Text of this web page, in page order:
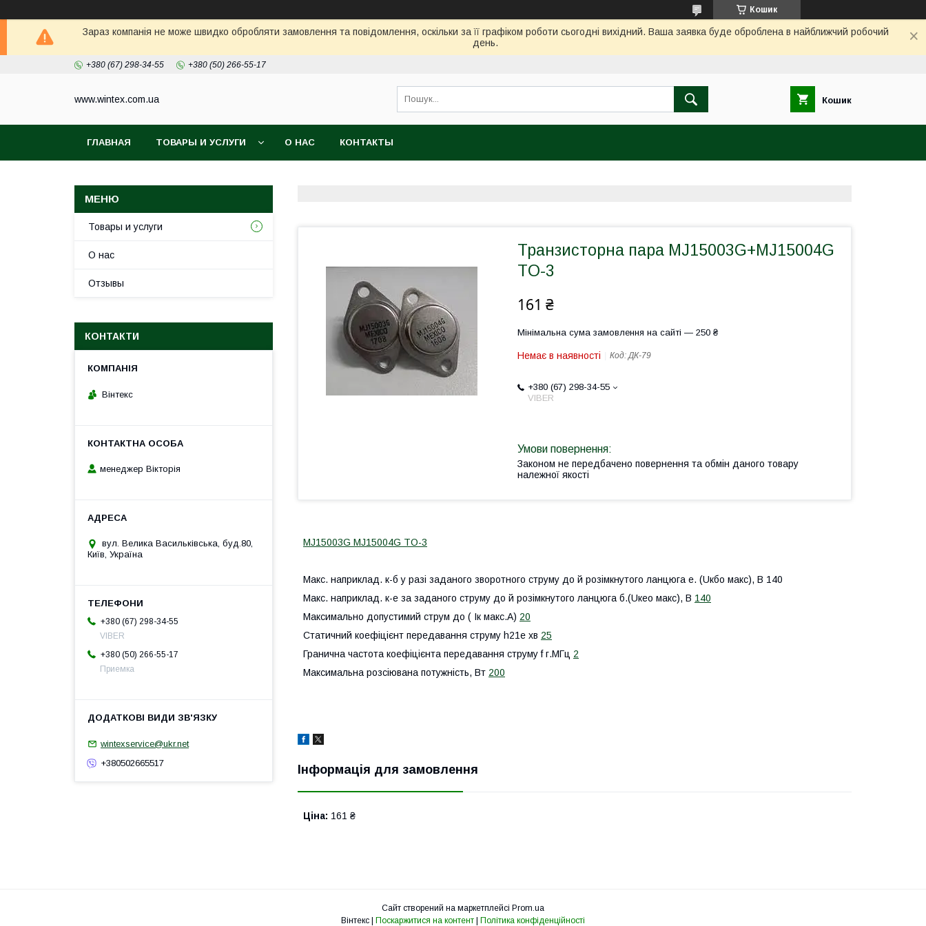
Кошик
Зараз компанія не може швидко обробляти замовлення та повідомлення, оскільки за її графіком роботи сьогодні вихідний. Ваша заявка буде оброблена в найближчий робочий
день.
+380 (67) 298-34-55 +380 (50) 266-55-17
www.wintex.com.ua Кошик
ГЛАВНАЯ ТОВАРЫ И УСЛУГИ О НАС КОНТАКТЫ
Транзисторна пара MJ15003G+MJ15004G
TO-3
161 ₴
Мінімальна сума замовлення на сайті — 250 ₴
Немає в наявності Код:ДК-79
+380 (67) 298-34-55
VIBER
Законом не передбачено повернення та обмін даного товару
належної якості
MJ15003G MJ15004G TO-3
Макс. наприклад. к-б у разі заданого зворотного струму до й розімкнутого ланцюга е. (Uкбо макс), В 140
Макс. наприклад. к-е за заданого струму до й розімкнутого ланцюга б.(Uкео макс), В 140
Максимально допустимий струм до ( Iк макс.А) 20
Статичний коефіцієнт передавання струму h21е хв 25
Гранична частота коефіцієнта передавання струму f г.МГц 2
Максимальна розсіювана потужність, Вт 200
Інформація для замовлення
Ціна: 161 ₴
Товары и услуги
О нас
Отзывы
КОНТАКТИ
Вінтекс
менеджер Вікторія
вул. Велика Васильківська, буд.80,
Київ, Україна
+380 (67) 298-34-55
VIBER
+380 (50) 266-55-17
Приемка
wintexservice@ukr.net
+380502665517
Сайт створений на маркетплейсі Prom.ua
Поскаржитися на контент Політика конфіденційності